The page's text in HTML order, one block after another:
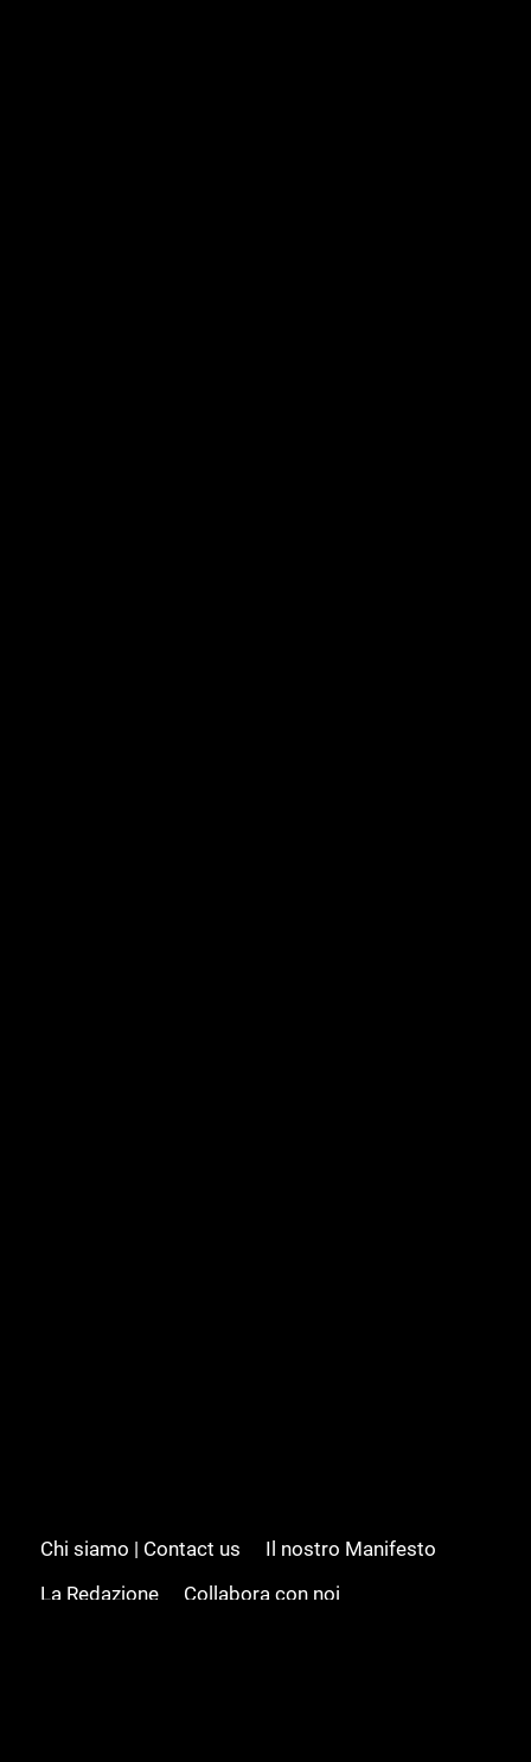
Chi siamo | Contact us
Il nostro Manifesto
La Redazione
Collabora con noi